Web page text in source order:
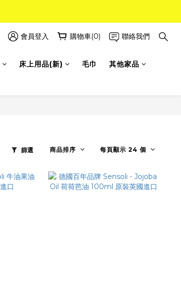
會員登入 購物車(0) 聯絡我們
床上用品(新) 毛巾 其他家品
篩選 商品排序 每頁顯示 24 個